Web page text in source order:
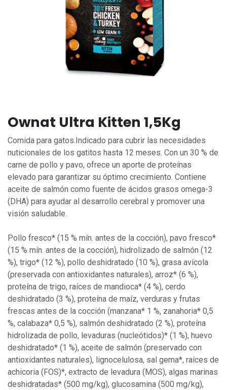
Ownat Ultra Kitten 1,5Kg
Comida para gatos.Indicado para cubrir las necesidades
nuticionales de los gatitos hasta 12 meses. Con un 30 % de
carne de pollo y pavo, ofrece un aporte de proteínas
elevado para garantizar su óptimo crecimiento. Contiene
aceite de salmón como fuente de ácidos grasos omega-3
(DHA) para ayudar al desarrollo cerebral y promover una
visión saludable.
Pollo fresco* (15 % mín. antes de la cocción), pavo fresco*
(15 % mín. antes de la cocción), hidrolizado de salmón (12
%), trigo* (12 %), pollo deshidratado (10 %), grasa avícola
(preservada con antioxidantes naturales), arroz* (6 %),
proteína de trigo, raíces de mandioca* (4 %), cerdo
deshidratado (3 %), proteína de maíz, verduras y frutas
frescas antes de la cocción (manzana* 1 %, zanahoria* 0,5
%, calabaza* 0,5 %), salmón deshidratado (2 %), proteína
hidrolizada de pollo, levaduras (nucleótidos)* (1 %), huevo
deshidratado* (1 %), aceite de salmón (preservado con
antioxidantes naturales), lignocelulosa, sal gema*, raíces de
achicoria (FOS)*, extracto de levadura (MOS), algas marinas
deshidratadas* (500 mg/kg), glucosamina (500 mg/kg),